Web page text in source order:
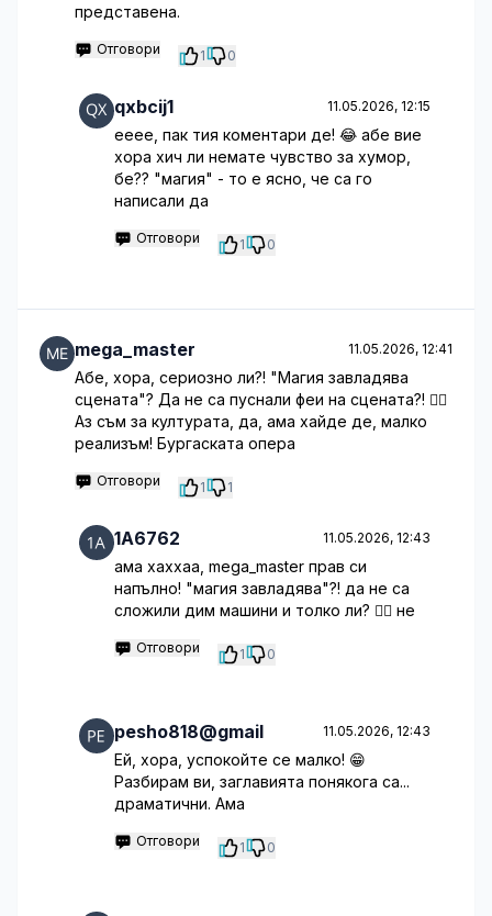
представена.
Отговори 1 0
qxbcij1 11.05.2026, 12:15
ееее, пак тия коментари де! 😂 абе вие
хора хич ли немате чувство за хумор,
бе?? "магия" - то е ясно, че са го
написали да
Отговори 1 0
mega_master 11.05.2026, 12:41
Абе, хора, сериозно ли?! "Магия завладява
сцената"? Да не са пуснали феи на сцената?! 🤦‍♀️
Аз съм за културата, да, ама хайде де, малко
реализъм! Бургаската опера
Отговори 1 1
1A6762 11.05.2026, 12:43
ама хаххаа, mega_master прав си
напълно! "магия завладява"?! да не са
сложили дим машини и толко ли? 🤦‍♂️ не
Отговори 1 0
pesho818@gmail 11.05.2026, 12:43
Ей, хора, успокойте се малко! 😁
Разбирам ви, заглавията понякога са...
драматични. Ама
Отговори 1 0